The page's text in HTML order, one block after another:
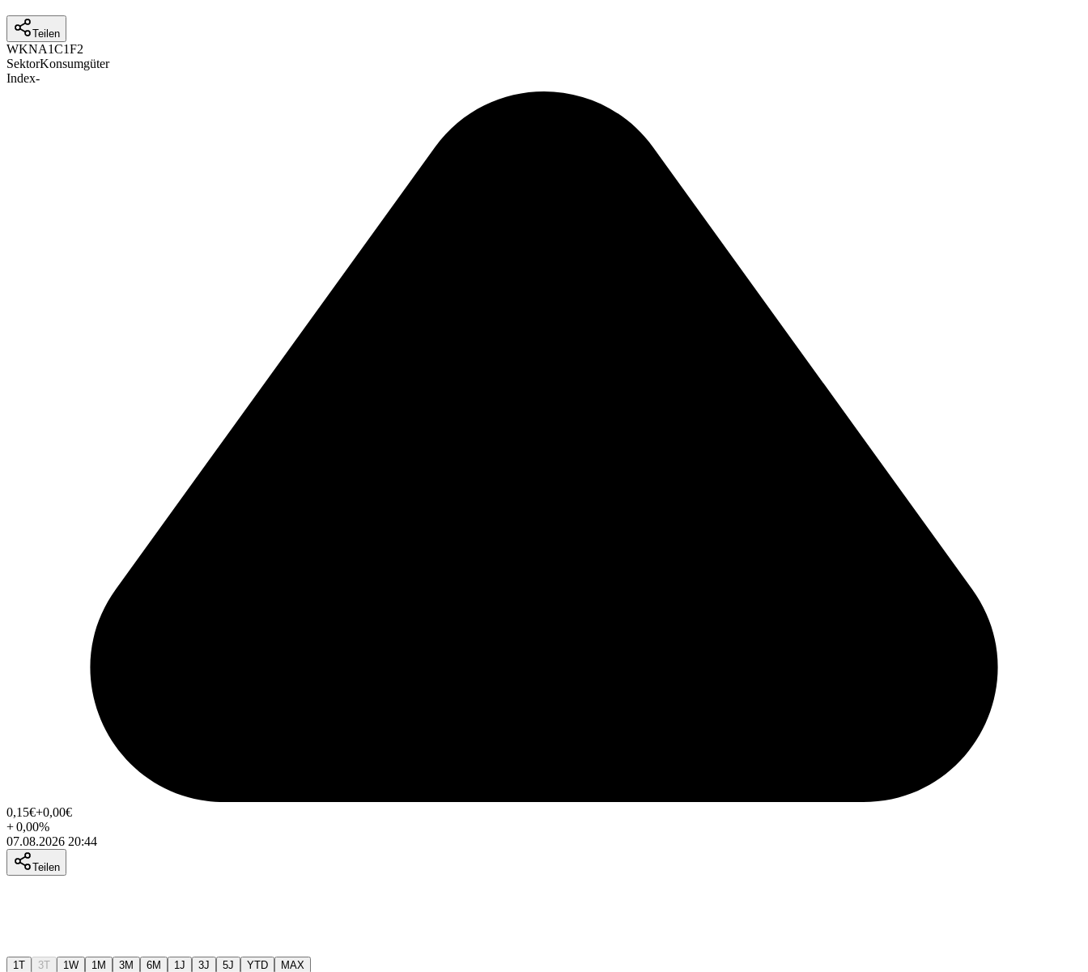
Teilen
WKNA1C1F2
SektorKonsumgüter
Index-
0,15€+0,00€
+0,00%
07.08.2026 20:44
Teilen
1T 3T 1W 1M 3M 6M 1J 3J 5J YTD MAX